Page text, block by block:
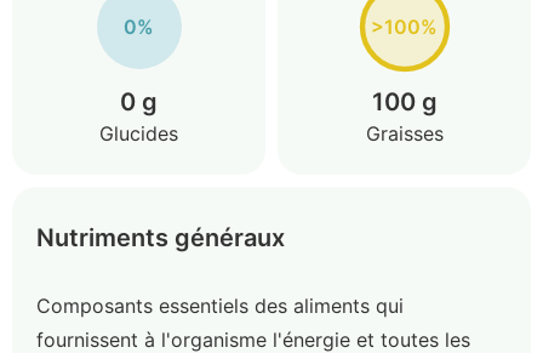
0%
0 g
Glucides
>100%
100 g
Graisses
Nutriments généraux
Composants essentiels des aliments qui
fournissent à l'organisme l'énergie et toutes les